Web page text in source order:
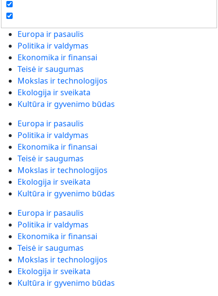
Europa ir pasaulis
Politika ir valdymas
Ekonomika ir finansai
Teisė ir saugumas
Mokslas ir technologijos
Ekologija ir sveikata
Kultūra ir gyvenimo būdas
Europa ir pasaulis
Politika ir valdymas
Ekonomika ir finansai
Teisė ir saugumas
Mokslas ir technologijos
Ekologija ir sveikata
Kultūra ir gyvenimo būdas
Europa ir pasaulis
Politika ir valdymas
Ekonomika ir finansai
Teisė ir saugumas
Mokslas ir technologijos
Ekologija ir sveikata
Kultūra ir gyvenimo būdas